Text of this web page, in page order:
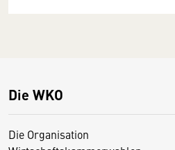
Die WKO
Die Organisation